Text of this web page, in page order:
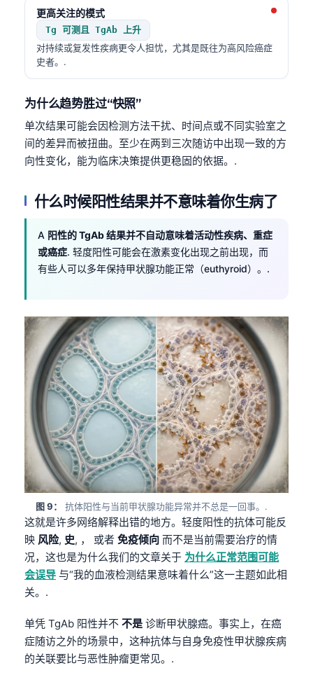
更高关注的模式
Tg 可测且 TgAb 上升
对持续或复发性疾病更令人担忧，尤其是既往为高风险癌症
史者。.
为什么趋势胜过“快照”
单次结果可能会因检测方法干扰、时间点或不同实验室之
间的差异而被扭曲。至少在两到三次随访中出现一致的方
向性变化，能为临床决策提供更稳固的依据。.
什么时候阳性结果并不意味着你生病了
A 阳性的 TgAb 结果并不自动意味着活动性疾病、重症
或癌症. 轻度阳性可能会在激素变化出现之前出现，而
有些人可以多年保持甲状腺功能正常（euthyroid）。.
图 9： 抗体阳性与当前甲状腺功能异常并不总是一回事。.
这就是许多网络解释出错的地方。轻度阳性的抗体可能反
映 风险, 史, ， 或者 免疫倾向 而不是当前需要治疗的情
况，这也是为什么我们的文章关于 为什么正常范围可能
会误导 与“我的血液检测结果意味着什么”这一主题如此相
关。.
单凭 TgAb 阳性并不 不是 诊断甲状腺癌。事实上，在癌
症随访之外的场景中，这种抗体与自身免疫性甲状腺疾病
的关联要比与恶性肿瘤更常见。.
Polski
한국어
Slovenščina
Shqip
বাংলা
اردو
मराठी
తెలుగు
தமிழ்
ગુજરાતી
ಕನ್ನಡ
മലയാളം
Bahasa Melayu
Tiếng Việt
Tagalog
ဗမာစာ
ភាសាខ្មែរ
አማርኛ
O‘zbekcha
Català
Қазақ тілі
Hrvatski
Slovenčina
كوردی‎